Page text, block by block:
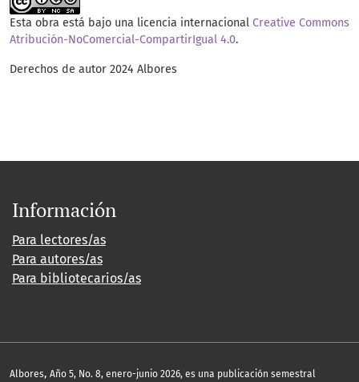
Esta obra está bajo una licencia internacional Creative Commons
Atribución-NoComercial-CompartirIgual 4.0.
Derechos de autor 2024 Albores
Información
Para lectores/as
Para autores/as
Para bibliotecarios/as
Albores, Año 5, No. 8, enero-junio 2026, es una publicación semestral